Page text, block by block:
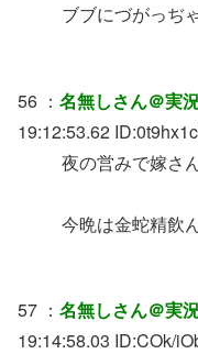
ブブにづがっぢ
56 ： 名無しさん＠実
19:12:53.62
夜の営みで嫁さ
今晩は金蛇精飲
57 ： 名無しさん＠実
19:14:58.03 ID:COk/